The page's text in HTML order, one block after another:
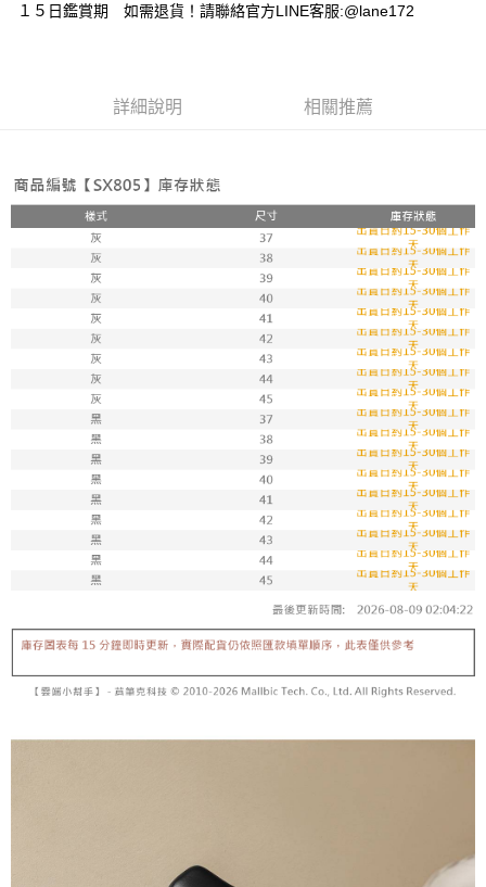
悠遊付
付款後全家取貨
每筆NT$100，滿NT$1,800(含以上)免運費
7-11取貨付款
每筆NT$100，滿NT$1,800(含以上)免運費
付款後711取貨
每筆NT$100，滿NT$1,800(含以上)免運費
每筆NT$150，滿NT$1,800(含以上)免運費
１５日鑑賞期 如需退貨！請聯絡官方LINE客服:@lane172
詳細說明 相關推薦